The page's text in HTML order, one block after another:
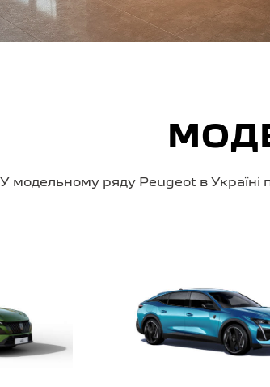
У модельному ряду Peugeot в Україні